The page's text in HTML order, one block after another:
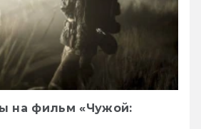
на фильм «Чужой: